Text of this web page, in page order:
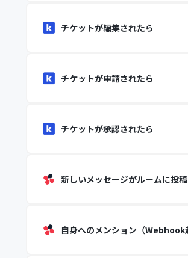
チケットが編集されたら
チケットが申請されたら
チケットが承認されたら
新しいメッセージがルームに投
自身へのメンション（Webhook